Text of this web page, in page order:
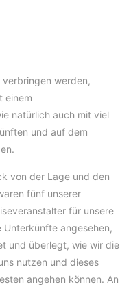
verbringen werden,
einem
natürlich auch mit viel
und auf dem
von der Lage und den
fünf unserer
für unsere
angesehen,
und überlegt, wie wir die
nutzen und dieses
angehen können. An